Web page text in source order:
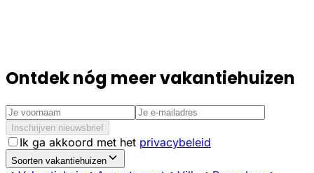
Ontdek nóg meer vakantiehuizen
Inschrijven nieuwsbrief
Ik ga akkoord met het privacybeleid
Soorten vakantiehuizen